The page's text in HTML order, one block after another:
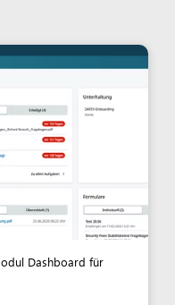
Dashboard für